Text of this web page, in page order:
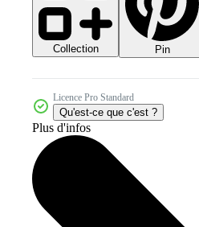
Collection Pin
Licence Pro Standard
Qu'est-ce que c'est ?
Plus d'infos